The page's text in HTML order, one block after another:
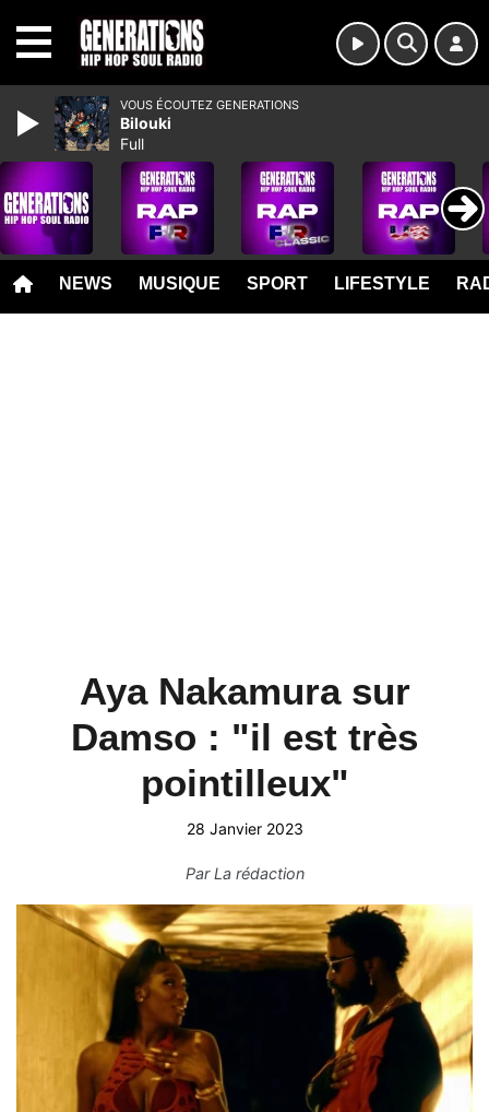
NEWS MUSIQUE SPORT LIFESTYLE
Aya Nakamura sur
Damso : "il est très
pointilleux"
28 Janvier 2023
ParLa rédaction
VOUS ÉCOUTEZ GENERATIONS
Bilouki
Full